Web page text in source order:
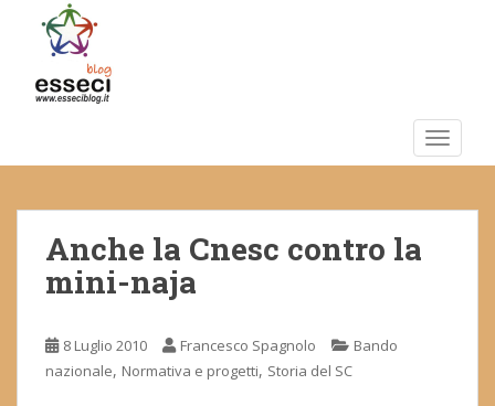
m
Anche la Cnesc contro la
mini-naja
8 Luglio 2010 Francesco Spagnolo
Bando
nazionale, Normativa e progetti, Storia del SC